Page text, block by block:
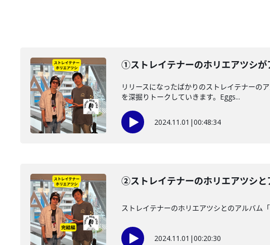
①ストレイテナーのホリエアツシ
リリースになったばかりのストレイテナーの
を深掘りトークしていきます。Eggs...
2024.11.01 |00:48:34
②ストレイテナーのホリエアツシと
ストレイテナーのホリエアツシとのアルバム
2024.11.01 |00:20:30